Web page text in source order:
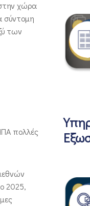
χώρα
σύντομη
των
πολλές
2025,